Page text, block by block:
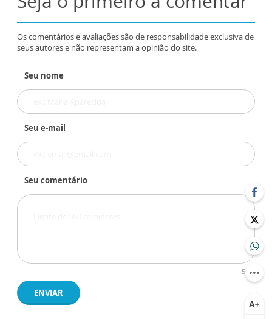
Os comentários e avaliações são de responsabilidade exclusiva de
seus autores e não representam a opinião do site.
Seu nome
Seu e-mail
Seu comentário
500
ENVIAR